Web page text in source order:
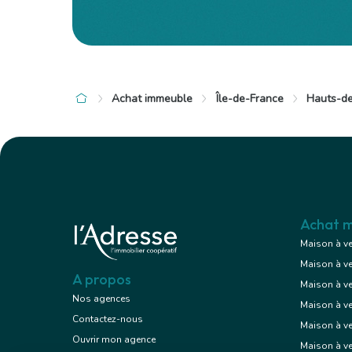
à 16 km de Suresnes
630 000 € Immeuble
Voir le bien
à 16 km de
1 050
Achat immeuble Île-de-France Hauts-
A propos
Nos agences
Contactez-nous
Ouvrir mon agence
Achat
Maison à
Maison à
Maison à
Maison à
Maison à
Maison à